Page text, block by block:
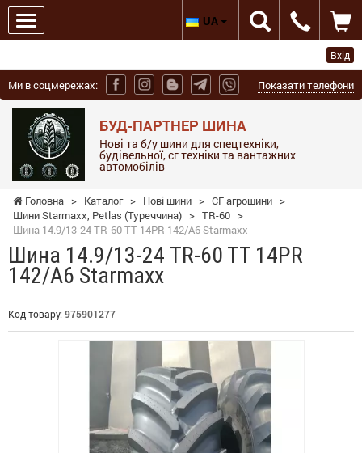
Вхід
Ми в соцмережах: Показати телефони
БУД-ПАРТНЕР ШИНА
Нові та б/у шини для спецтехніки,
будівельної, сг техніки та вантажних
автомобілів
UA
Головна > Каталог > Нові шини > СГ агрошини >
Шини Starmaxx, Petlas (Туреччина) > TR-60 >
Шина 14.9/13-24 TR-60 TT 14PR 142/A6 Starmaxx
Шина 14.9/13-24 TR-60 TT 14PR
142/A6 Starmaxx
Код товару: 975901277